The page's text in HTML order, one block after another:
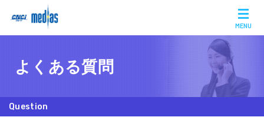
MENU
よくある質問